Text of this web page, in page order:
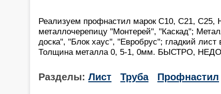
Реализуем профнастил марок С10, С21,
металлочерепицу "Монтерей", "Каскад";
доска", "Блок хаус", "Евробрус"; гладкий лист
Толщина металла 0, 5-1, 0мм. БЫСТРО,
Разделы: Лист Труба Профнастил